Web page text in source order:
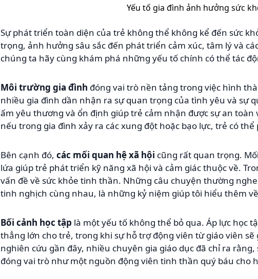
Yếu tố gia đình ảnh hưởng sức
Sự phát triển toàn diện của trẻ không thể không kể đến sức
trọng, ảnh hưởng sâu sắc đến phát triển cảm xúc, tâm lý và
chúng ta hãy cùng khám phá những yếu tố chính có thể tác
Môi trường gia đình đóng vai trò nền tảng trong việc hình
nhiều gia đình dần nhận ra sự quan trọng của tình yêu và sự
ấm yêu thương và ổn định giúp trẻ cảm nhận được sự an
nếu trong gia đình xảy ra các xung đột hoặc bạo lực, trẻ có
Bên cạnh đó, các mối quan hệ xã hội cũng rất quan trọng.
lứa giúp trẻ phát triển kỹ năng xã hội và cảm giác thuộc về.
vấn đề về sức khỏe tinh thần. Những câu chuyện thường
tinh nghịch cùng nhau, là những kỷ niệm giúp tôi hiểu thêm
Bối cảnh học tập là một yếu tố không thể bỏ qua. Áp lực học
thẳng lớn cho trẻ, trong khi sự hỗ trợ động viên từ giáo viên
nghiên cứu gần đây, nhiều chuyên gia giáo dục đã chỉ ra
đóng vai trò như một nguồn động viên tinh thần quý báu cho